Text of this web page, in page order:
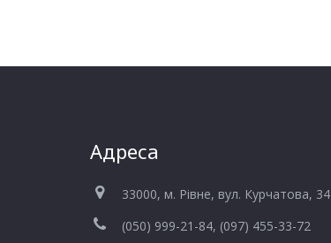
Адреса
33000, м. Рівне, вул. Курчатова, 34
(050) 999-21-84, (097) 455-33-72